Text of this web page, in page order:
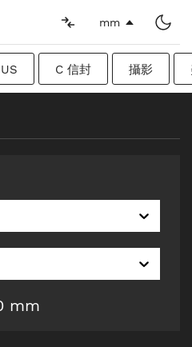
mm
US C 信封 攝影
mm